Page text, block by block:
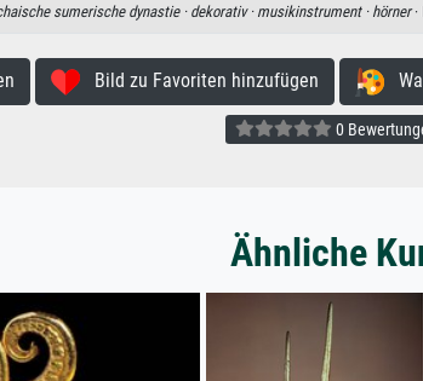
sumerische dynastie · dekorativ · musikinstrument · hörner·
Bild zu Favoriten hinzufügen
0
Ähnliche